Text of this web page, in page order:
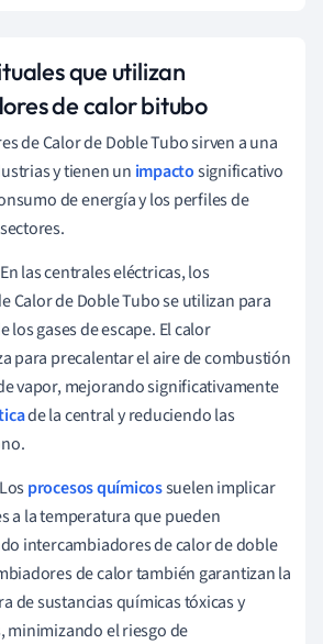
que utilizan
de calor bitubo
de Calor de Doble Tubo sirven a una
y tienen un impactosignificativo
de energía y los perfiles de
En las centrales eléctricas, los
Calor de Doble Tubo se utilizan para
los gases de escape. El calor
para precalentar el aire de combustión
vapor, mejorando significativamente
de la central y reduciendo las
Losprocesos químicossuelen implicar
a la temperatura que pueden
intercambiadores de calor de doble
de calor también garantizan la
de sustancias químicas tóxicas y
minimizando el riesgo de